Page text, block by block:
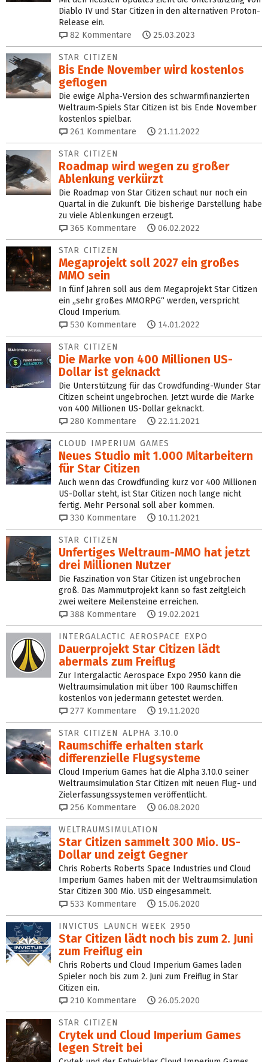
Diablo IV und Star Citizen in den alternativen Proton-
Release ein.
82 Kommentare 25.03.2023
STAR CITIZEN
Bis Ende November wird kostenlos
geflogen
Die ewige Alpha-Version des schwarmfinanzierten
Weltraum-Spiels Star Citizen ist bis Ende November
kostenlos spielbar.
261 Kommentare 21.11.2022
STAR CITIZEN
Roadmap wird wegen zu großer
Ablenkung verkürzt
Die Roadmap von Star Citizen schaut nur noch ein
Quartal in die Zukunft. Die bisherige Darstellung habe
zu viele Ablenkungen erzeugt.
365 Kommentare 06.02.2022
STAR CITIZEN
Megaprojekt soll 2027 ein großes
MMO sein
In fünf Jahren soll aus dem Megaprojekt Star Citizen
ein „sehr großes MMORPG“ werden, verspricht
Cloud Imperium.
530 Kommentare 14.01.2022
STAR CITIZEN
Die Marke von 400 Millionen US-
Dollar ist geknackt
Die Unterstützung für das Crowdfunding-Wunder Star
Citizen scheint ungebrochen. Jetzt wurde die Marke
von 400 Millionen US-Dollar geknackt.
280 Kommentare 22.11.2021
CLOUD IMPERIUM GAMES
Neues Studio mit 1.000 Mitarbeitern
für Star Citizen
Auch wenn das Crowdfunding kurz vor 400 Millionen
US-Dollar steht, ist Star Citizen noch lange nicht
fertig. Mehr Personal soll aber kommen.
330 Kommentare 10.11.2021
STAR CITIZEN
Unfertiges Weltraum-MMO hat jetzt
drei Millionen Nutzer
Die Faszination von Star Citizen ist ungebrochen
groß. Das Mammutprojekt kann so fast zeitgleich
zwei weitere Meilensteine erreichen.
388 Kommentare 19.02.2021
INTERGALACTIC AEROSPACE EXPO
Dauerprojekt Star Citizen lädt
abermals zum Freiflug
Zur Intergalactic Aerospace Expo 2950 kann die
Weltraumsimulation mit über 100 Raumschiffen
kostenlos von jedermann getestet werden.
277 Kommentare 19.11.2020
STAR CITIZEN ALPHA 3.10.0
Raumschiffe erhalten stark
differenzielle Flugsysteme
Cloud Imperium Games hat die Alpha 3.10.0 seiner
Weltraumsimulation Star Citizen mit neuen Flug- und
Zielerfassungssystemen veröffentlicht.
256 Kommentare 06.08.2020
WELTRAUMSIMULATION
Star Citizen sammelt 300 Mio. US-
Dollar und zeigt Gegner
Chris Roberts Roberts Space Industries und Cloud
Imperium Games haben mit der Weltraumsimulation
Star Citizen 300 Mio. USD eingesammelt.
533 Kommentare 15.06.2020
INVICTUS LAUNCH WEEK 2950
Star Citizen lädt noch bis zum 2. Juni
zum Freiflug ein
Chris Roberts und Cloud Imperium Games laden
Spieler noch bis zum 2. Juni zum Freiflug in Star
Citizen ein.
210 Kommentare 26.05.2020
STAR CITIZEN
Crytek und Cloud Imperium Games
legen Streit bei